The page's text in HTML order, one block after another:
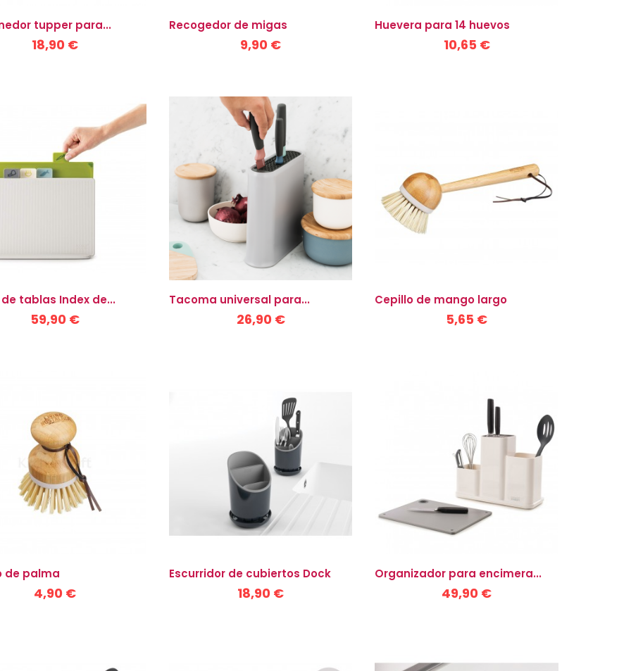
tupper para...
18,90 €
Recogedor de migas
9,90 €
Huevera para 14 huevos
10,65 €
tablas Index de...
59,90 €
Tacoma universal para...
26,90 €
Cepillo de mango largo
5,65 €
de palma
4,90 €
Escurridor de cubiertos Dock
18,90 €
Organizador para encimera...
49,90 €